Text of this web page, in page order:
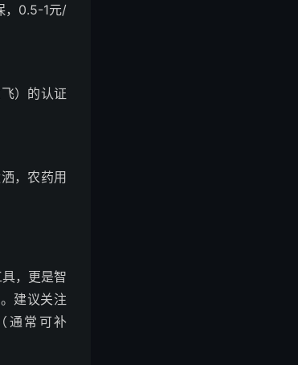
，0.5-1元/
）的认证
，农药用
，更是智
建议关注
通常可补